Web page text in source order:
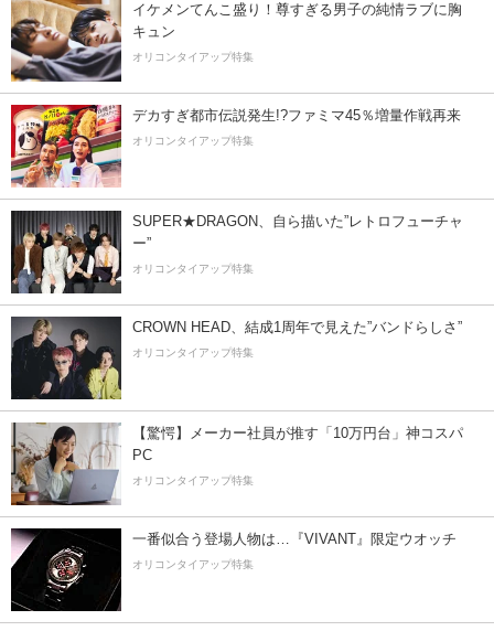
イケメンてんこ盛り！尊すぎる男子の純情ラブに胸
キュン
オリコンタイアップ特集
デカすぎ都市伝説発生!?ファミマ45％増量作戦再来
オリコンタイアップ特集
SUPER★DRAGON、自ら描いた”レトロフューチャ
ー”
オリコンタイアップ特集
CROWN HEAD、結成1周年で見えた”バンドらしさ”
オリコンタイアップ特集
【驚愕】メーカー社員が推す「10万円台」神コスパ
PC
オリコンタイアップ特集
一番似合う登場人物は…『VIVANT』限定ウオッチ
オリコンタイアップ特集